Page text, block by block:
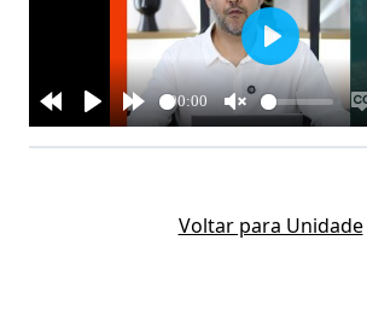
Voltar para Unidade